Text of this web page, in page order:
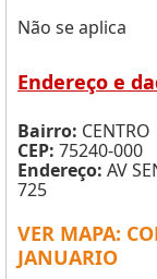
Não se aplica
Endereço e
Bairro: CENTRO
CEP: 75240-000
Endereço: AV
725
VER MAPA:
JANUARIO